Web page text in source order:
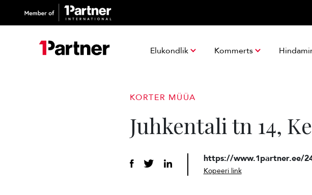
Elukondlik Kommerts
KORTER MÜÜA
Juhkentali tn 14,
https://www.1partner.ee/
Kopeeri link